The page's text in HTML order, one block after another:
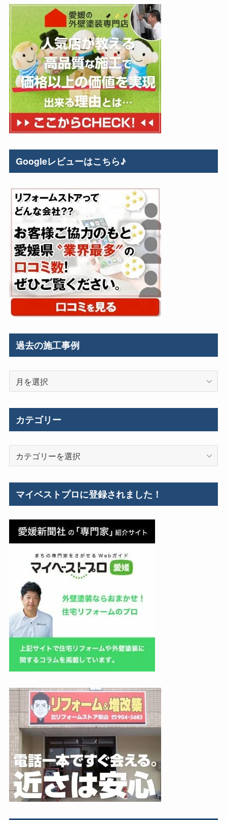
Googleレビューはこちら♪
過去の施工事例
去
工
カテゴリー
テ
リマイベストプロに登録されました！